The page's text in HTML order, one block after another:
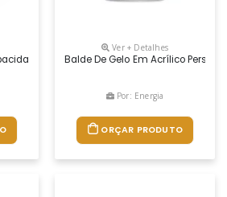
De 5 Litros Produzido Em Poliestireno
Ver + Detalhes
Balde De Gelo Em Acrílico
Por: Energia
ORÇAR PRODUTO